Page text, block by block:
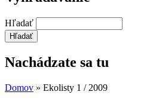
Hľadať
Nachádzate sa tu
Domov » Ekolisty 1 / 2009